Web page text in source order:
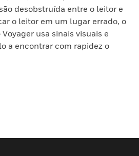
desobstruída entre o leitor e
o leitor em um lugar errado, o
usa sinais visuais e
a encontrar com rapidez o